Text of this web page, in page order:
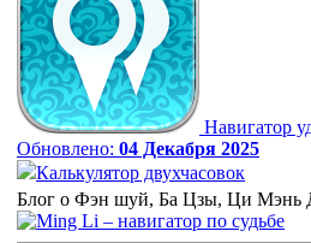
Навигатор
Обновлено: 04 Декабря 2025
Калькулятор двухчасовок
Блог о Фэн шуй, Ба Цзы, Ци Мэнь